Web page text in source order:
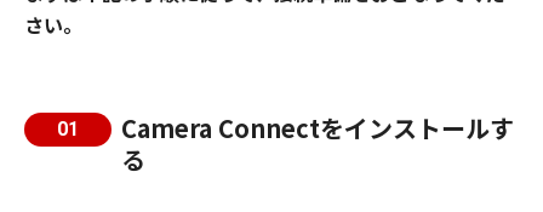
さい。
01
Camera Connectをインストールす
る